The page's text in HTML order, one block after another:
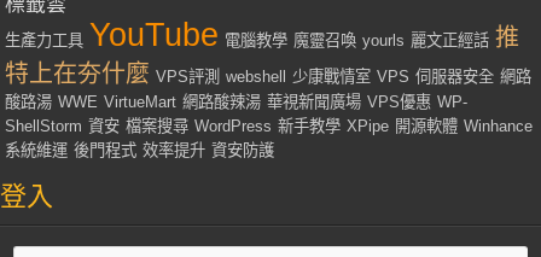
生產力工具 YouTube 電腦教學 魔靈召喚 yourls 麗文正經話 推
特上在夯什麼 VPS評測 webshell 少康戰情室 VPS 伺服器安全 網路
酸路湯 WWE VirtueMart 網路酸辣湯 華視新聞廣場 VPS優惠 WP-
ShellStorm 資安 檔案搜尋 WordPress 新手教學 XPipe 開源軟體 Winhance
系統維運 後門程式 效率提升 資安防護
登入